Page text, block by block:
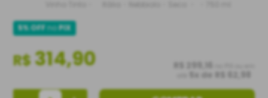
5% OFFnoPIX
R$314,90 R$ 299,16
x de R$ 62,98